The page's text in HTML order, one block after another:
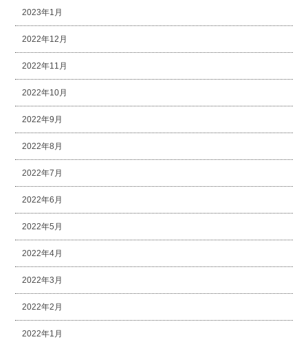
2023年1月
2022年12月
2022年11月
2022年10月
2022年9月
2022年8月
2022年7月
2022年6月
2022年5月
2022年4月
2022年3月
2022年2月
2022年1月